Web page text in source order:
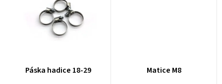
Páska hadice 18-29 Matice M8